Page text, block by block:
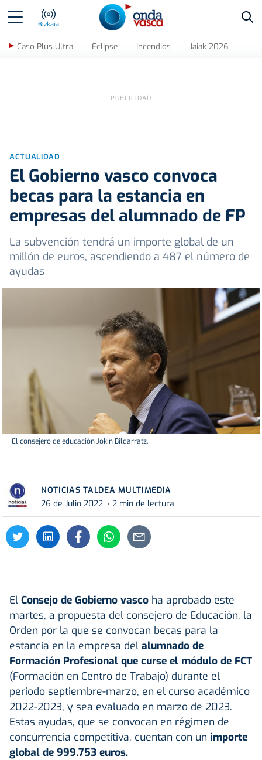
Bizkaia
Caso Plus Ultra Eclipse Incendios Jaiak 2026
ACTUALIDAD
El Gobierno vasco convoca
becas para la estancia en
empresas del alumnado de FP
La subvención tendrá un importe global de un
millón de euros, ascendiendo a 487 el número de
ayudas
El consejero de educación Jokin Bildarratz.
NOTICIAS TALDEA MULTIMEDIA
26 de Julio 2022
2 min de lectura
El Consejo de Gobierno vasco ha aprobado este
martes, a propuesta del consejero de Educación, la
Orden por la que se convocan becas para la
estancia en la empresa del alumnado de
Formación Profesional que curse el módulo de FCT
(Formación en Centro de Trabajo) durante el
periodo septiembre-marzo, en el curso académico
2022-2023, y sea evaluado en marzo de 2023.
Estas ayudas, que se convocan en régimen de
concurrencia competitiva, cuentan con un importe
global de 999.753 euros.